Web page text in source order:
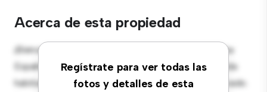
Acerca de esta propiedad
Regístrate para ver todas las
fotos y detalles de esta
¡Bienvenido a tu nueva estancia en Plaza de la Marina
Española 7, 28013, Palacio, Sol, Madrid! Esta cómoda
habitación ofrece un espacio de vida pacífico y privado.